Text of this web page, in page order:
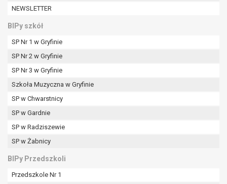
NEWSLETTER
BIPy szkół
SP Nr 1 w Gryfinie
SP Nr 2 w Gryfinie
SP Nr 3 w Gryfinie
Szkoła Muzyczna w Gryfinie
SP w Chwarstnicy
SP w Gardnie
SP w Radziszewie
SP w Żabnicy
BIPy Przedszkoli
Przedszkole Nr 1